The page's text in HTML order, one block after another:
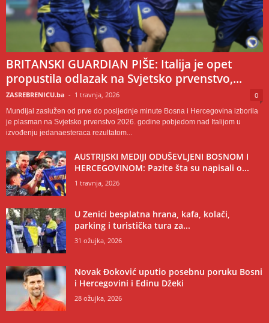
BRITANSKI GUARDIAN PIŠE: Italija je opet
propustila odlazak na Svjetsko prvenstvo,...
ZASREBRENICU.ba - 1 travnja, 2026 0
Mundijal zaslužen od prve do posljednje minute Bosna i Hercegovina izborila
je plasman na Svjetsko prvenstvo 2026. godine pobjedom nad Italijom u
izvođenju jedanaesteraca rezultatom...
AUSTRIJSKI MEDIJI ODUŠEVLJENI BOSNOM I
HERCEGOVINOM: Pazite šta su napisali o...
1 travnja, 2026
U Zenici besplatna hrana, kafa, kolači,
parking i turistička tura za...
31 ožujka, 2026
Novak Đoković uputio posebnu poruku Bosni
i Hercegovini i Edinu Džeki
28 ožujka, 2026